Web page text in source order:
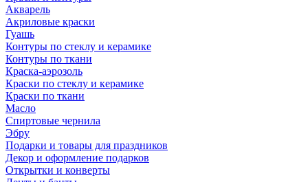
Акварель
Акриловые краски
Гуашь
Контуры по стеклу и керамике
Контуры по ткани
Краска-аэрозоль
Краски по стеклу и керамике
Краски по ткани
Масло
Спиртовые чернила
Эбру
Подарки и товары для праздников
Декор и оформление подарков
Открытки и конверты